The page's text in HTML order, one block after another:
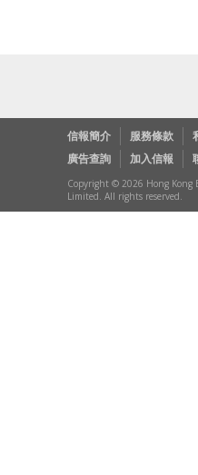
信報簡介 服務條款
廣告查詢
加入信報
Copyright © 2026 Hong Kong
Limited. All rights reserved.